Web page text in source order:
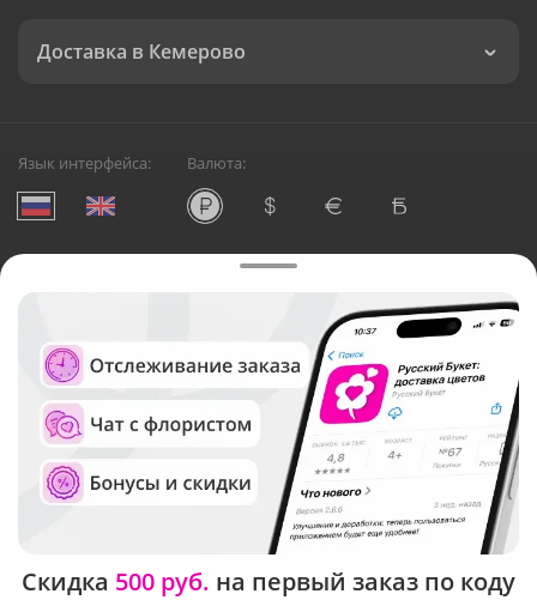
Доставка в Кемерово
Язык интерфейса: Валюта:
Служба круглосуточной доставки цветов в Кемерово
Русский Букет, 2026
Общество с ограниченной ответственностью «Технология»
ОГРН: 1195476081745, ИНН: 5410081997
Юридический адрес: г. Новосибирск, ул. Ипподромская,
д.42, оф. 3
Рейтинг Русского букета
Скидка 500 руб. на первый заказ по коду